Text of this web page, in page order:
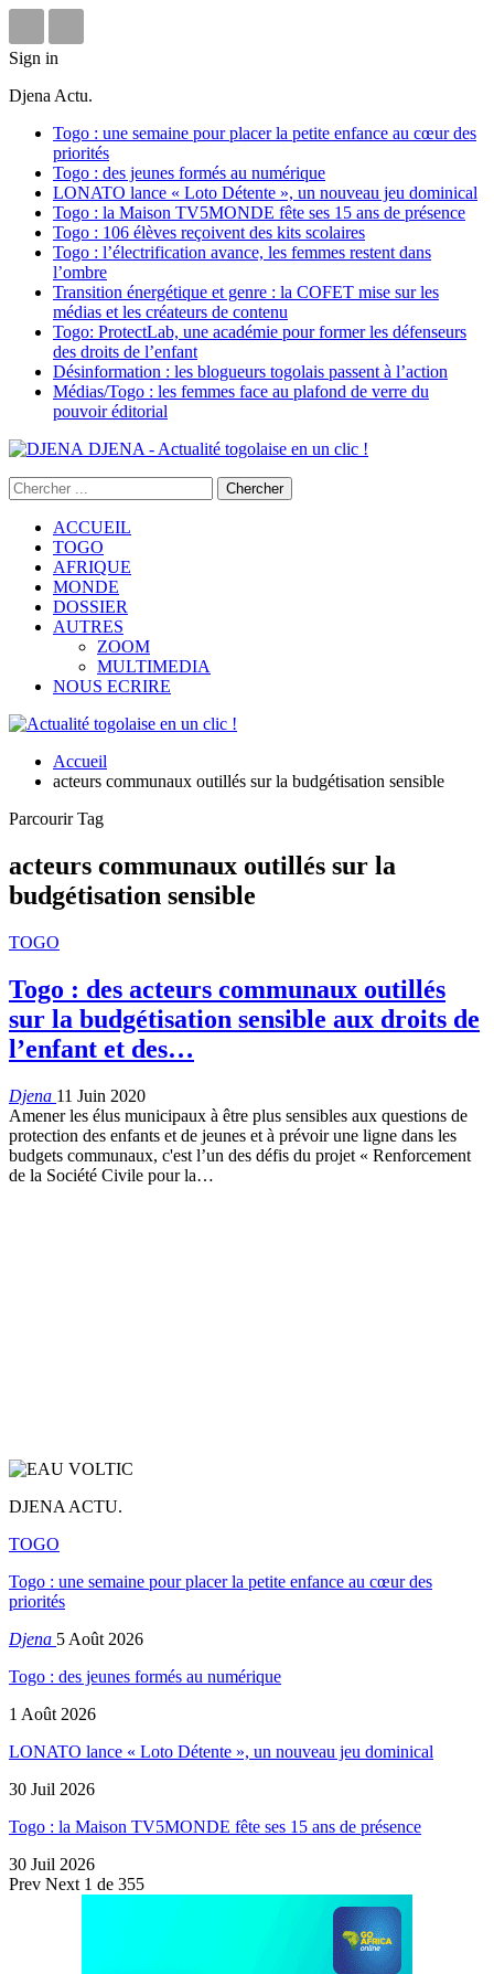
Sign in
Djena Actu.
Togo : une semaine pour placer la petite enfance au cœur des
priorités
Togo : des jeunes formés au numérique
LONATO lance « Loto Détente », un nouveau jeu dominical
Togo : la Maison TV5MONDE fête ses 15 ans de présence
Togo : 106 élèves reçoivent des kits scolaires
Togo : l’électrification avance, les femmes restent dans
l’ombre
Transition énergétique et genre : la COFET mise sur les
médias et les créateurs de contenu
Togo: ProtectLab, une académie pour former les défenseurs
des droits de l’enfant
Désinformation : les blogueurs togolais passent à l’action
Médias/Togo : les femmes face au plafond de verre du
pouvoir éditorial
DJENA - Actualité togolaise en un clic !
ACCUEIL
TOGO
AFRIQUE
MONDE
DOSSIER
AUTRES
ZOOM
MULTIMEDIA
NOUS ECRIRE
Accueil
acteurs communaux outillés sur la budgétisation sensible
Parcourir Tag
acteurs communaux outillés sur la
budgétisation sensible
TOGO
Togo : des acteurs communaux outillés
sur la budgétisation sensible aux droits de
l’enfant et des…
Djena 11 Juin 2020
Amener les élus municipaux à être plus sensibles aux questions de
protection des enfants et de jeunes et à prévoir une ligne dans les
budgets communaux, c'est l’un des défis du projet « Renforcement
de la Société Civile pour la…
DJENA ACTU.
TOGO
Togo : une semaine pour placer la petite enfance au cœur des
priorités
Djena 5 Août 2026
Togo : des jeunes formés au numérique
1 Août 2026
LONATO lance « Loto Détente », un nouveau jeu dominical
30 Juil 2026
Togo : la Maison TV5MONDE fête ses 15 ans de présence
30 Juil 2026
Prev Next 1 de 355